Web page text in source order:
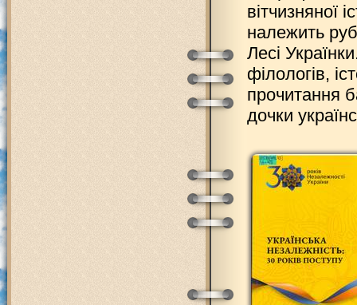
вітчизняної
належить
Лесі
філологів,
прочитання
дочки